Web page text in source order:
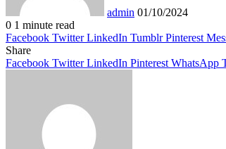
admin 01/10/2024
0 1 minute read
Facebook Twitter LinkedIn Tumblr Pinterest
Share
Facebook Twitter LinkedIn Pinterest WhatsApp